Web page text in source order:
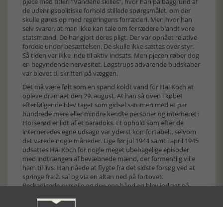
de udenrigspolitiske forhold stillede spørgsmålet, om der
skulle gøres op med regeringens forræderi. Men hvor han
selv svarer, at man ikke kan tale om forrædere blandt vore
statsmænd. De har gjort deres pligt. Der var opnået relative
fordele under besættelsen. De skulle ikke sættes over styr.
Så tiden var ikke inde til aktiv indsats. Men pjecen røber dog
en begyndende nervøsitet. Løgstrups advarende budskaber
var blevet til skriften på væggen.
Det må være følt som en spand koldt vand for Hal Koch at
opleve dramaet den 29. august. At han så oven i købet
efterfølgende blev taget som gidsel sammen med et par
hundrede mere eller mindre kendte personer og interneret i
Horserød er lidt af et paradoks. Et ophold som efter de
interneredes egne udsagn var yderst komfortabelt, selvom
det varede nogle måneder. Lige før jul 1944 samt i april 1945
udsattes Hal Koch for nogle meget ubehagelige episoder
med indtrængen af bevæbnede mænd, der formentlig ville
ham til livs. Han nåede at flygte fra det sidste forsøg ved at
springe fra 2. sal og via en altan ned på fortovet.
Beskadigede rygsøjle og den ene hånd og blev indlagt på
befrielsen herfra. Det er aldrig blevet opklaret, hvem der